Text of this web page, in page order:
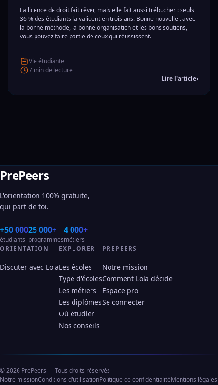
La licence de droit fait rêver, mais elle fait aussi trébucher : seuls
36 % des étudiants la valident en trois ans. Bonne nouvelle : avec
la bonne méthode, la bonne organisation et les bons soutiens,
vous pouvez faire partie de ceux qui réussissent.
Vie étudiante
7 min de lecture
Lire l'article›
PrePeers
L'orientation 100% gratuite,
qui part de toi.
+50 000
étudiants
25 000+
programmes
4 000+
métiers
ORIENTATION
Discuter avec Lola
EXPLORER
Les écoles
Type d'écoles
Les métiers
Les diplômes
Où étudier
Nos conseils
PREPEERS
Notre mission
Comment Lola décide
Espace pro
Se connecter
© 2026 PrePeers — Tous droits réservés
Notre missionConditions d'utilisationPolitique de confidentialitéMentions légales